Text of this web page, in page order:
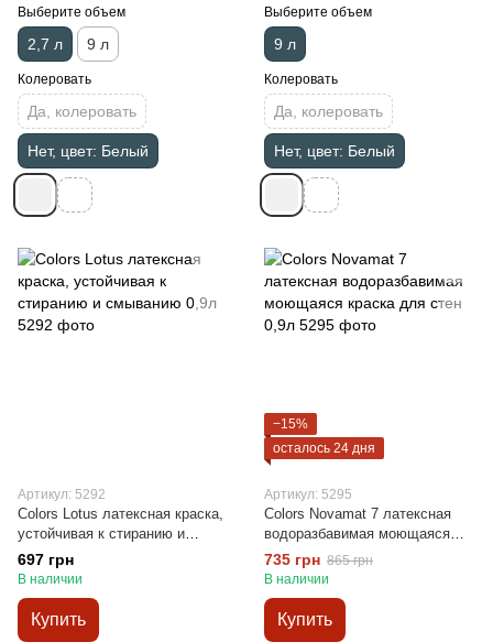
Выберите объем
2,7 л 9 л
Колеровать
Да, колеровать
Нет, цвет: Белый
Выберите объем
9 л
Колеровать
Да, колеровать
Нет, цвет: Белый
Артикул: 5292
Сolors Lotus латексная краска,
устойчивая к стиранию и
смыванию 0,9л
697 грн
В наличии
Купить
−15%
осталось 24 дня
Артикул: 5295
Сolors Novamat 7 латексная
водоразбавимая моющаяся
краска для стен 0,9л
735 грн 865 грн
В наличии
Купить